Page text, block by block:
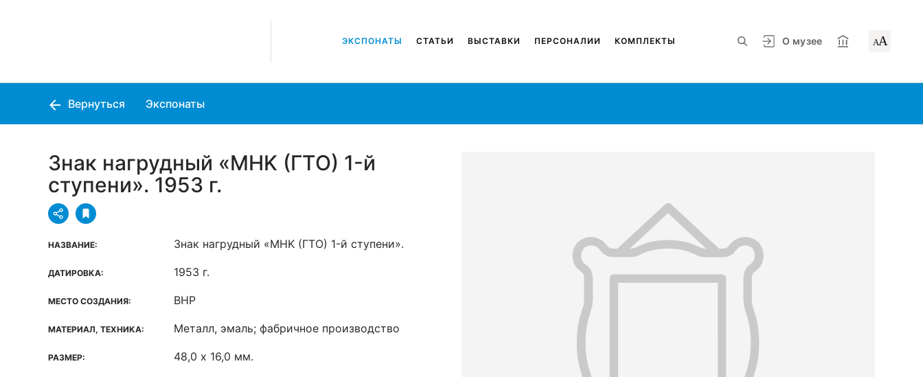
О музее АА
ЭКСПОНАТЫ СТАТЬИ ВЫСТАВКИ ПЕРСОНАЛИИ КОМПЛЕКТЫ
Вернуться Экспонаты
Знак нагрудный «MHK (ГТО) 1-й
ступени». 1953 г.
НАЗВАНИЕ: Знак нагрудный «MHK (ГТО) 1-й ступени».
ДАТИРОВКА: 1953 г.
МЕСТО СОЗДАНИЯ: ВНР
МАТЕРИАЛ, ТЕХНИКА: Металл, эмаль; фабричное производство
РАЗМЕР: 48,0 х 16,0 мм.